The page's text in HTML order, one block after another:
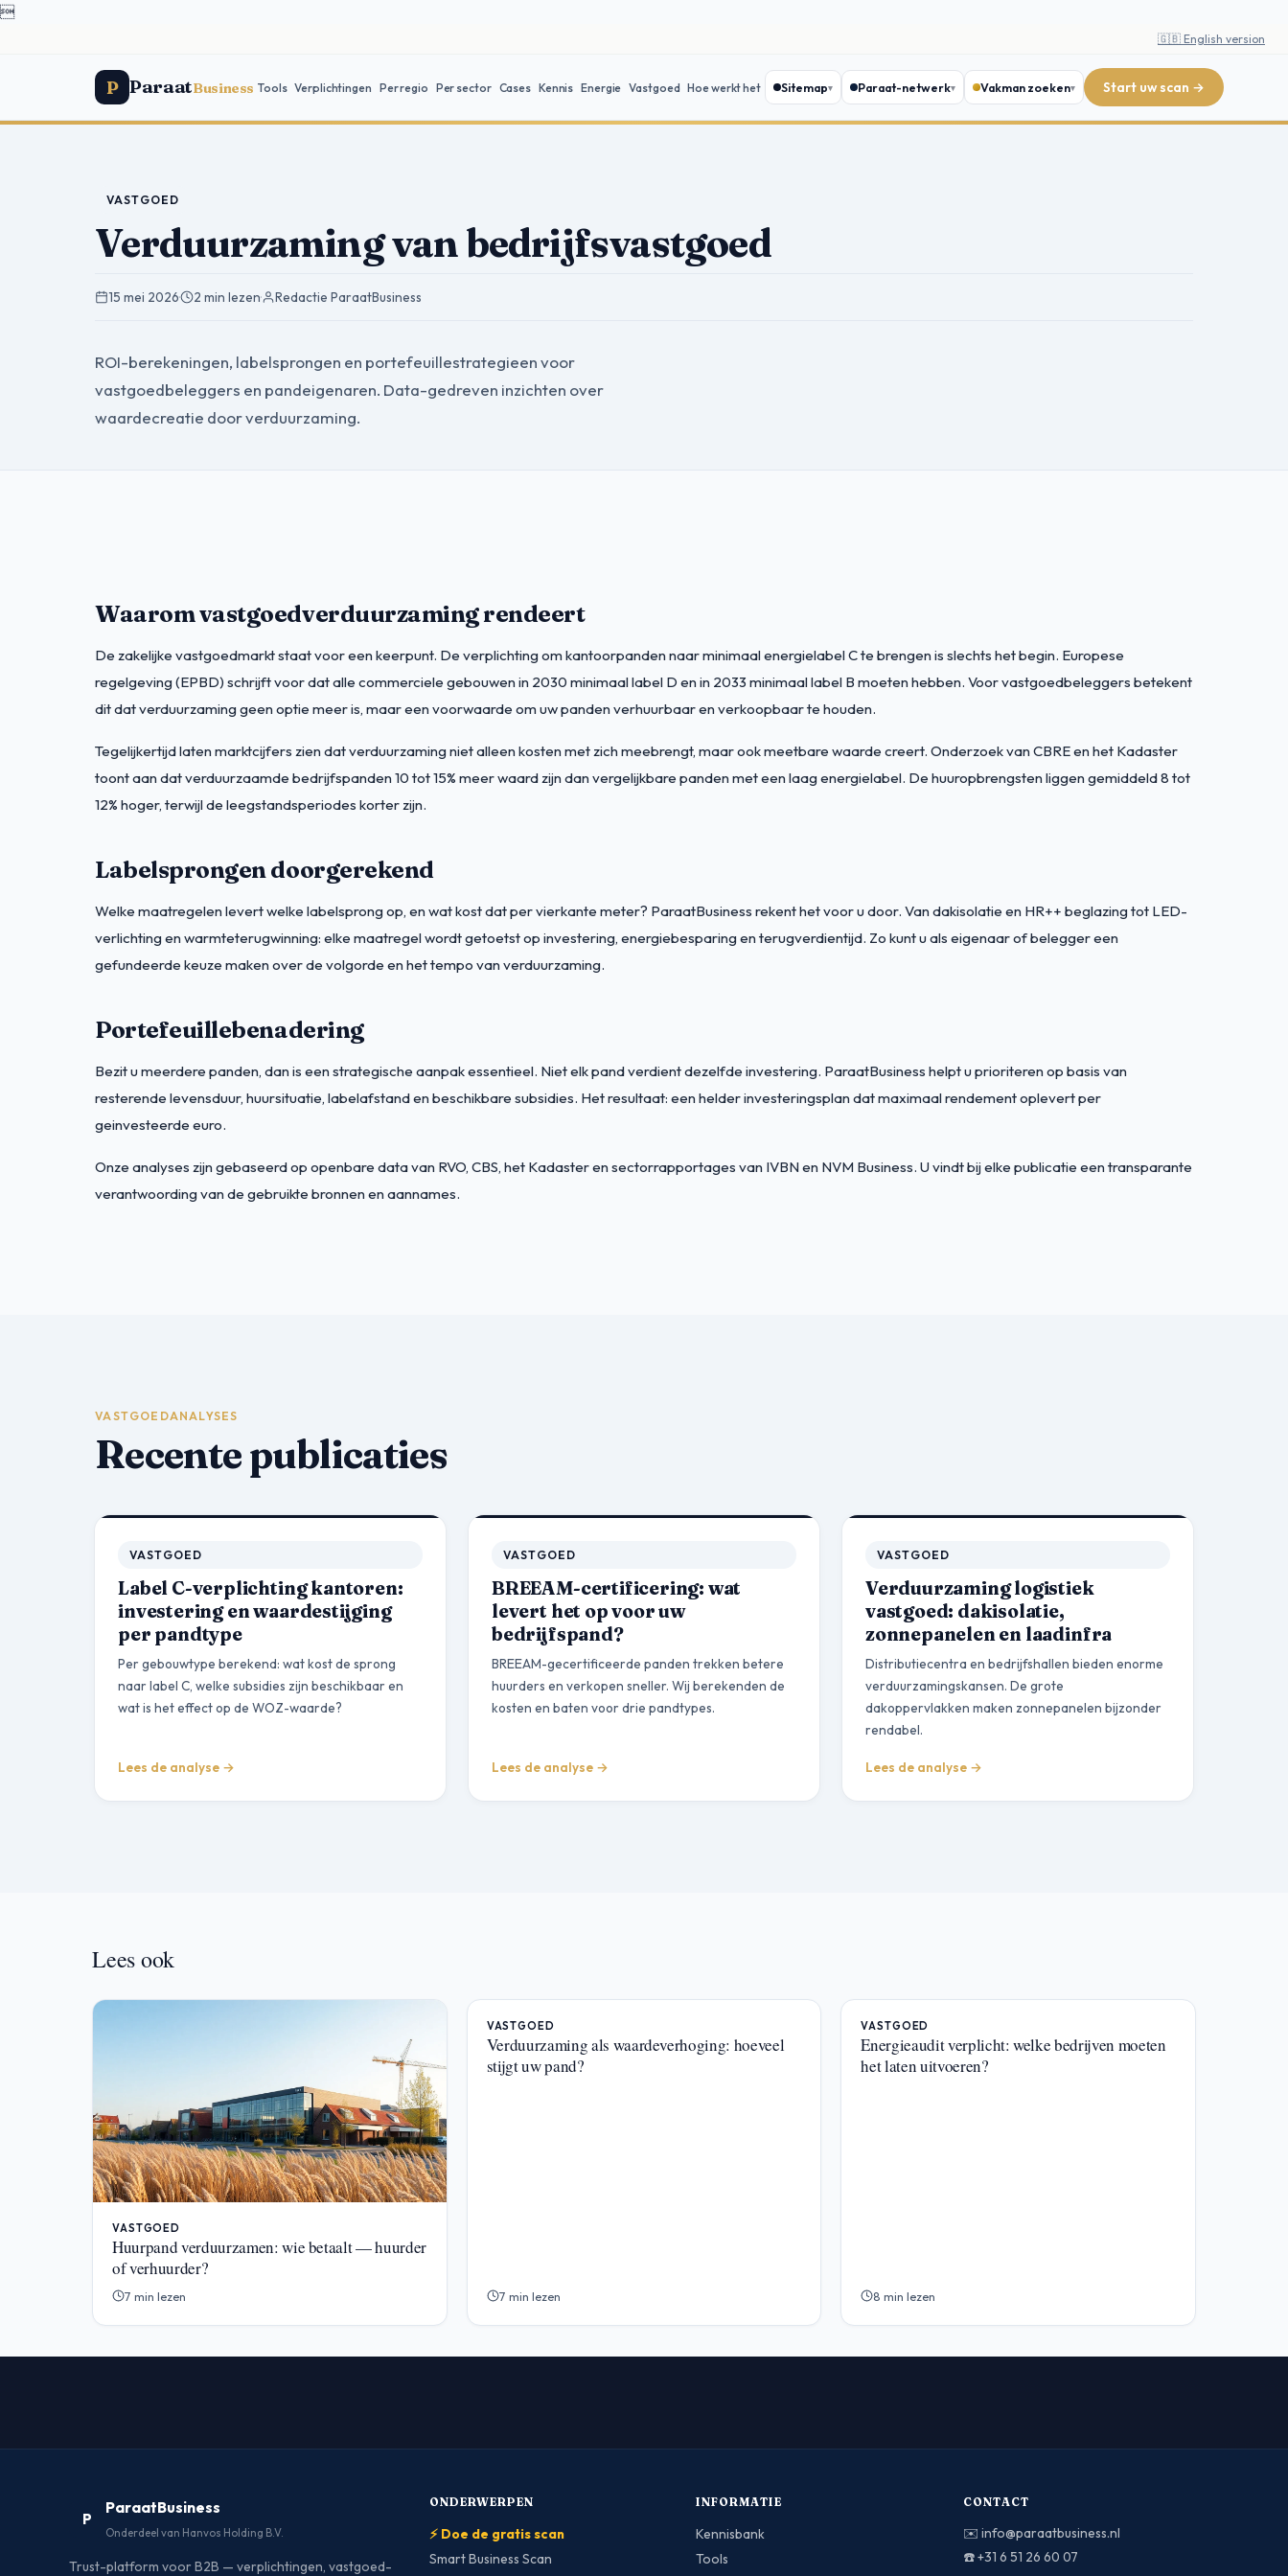

🇬🇧 English version
P ParaatBusiness Tools Verplichtingen Per regio Per sector Cases Kennis Energie Vastgoed Hoe werkt het Sitemap Paraat-netwerk Vakman zoeken Start uw scan →
VASTGOED
Verduurzaming van bedrijfsvastgoed
15 mei 2026· 2 min lezen· Redactie ParaatBusiness
ROI-berekeningen, labelsprongen en portefeuillestrategieen voor
vastgoedbeleggers en pandeigenaren. Data-gedreven inzichten over
waardecreatie door verduurzaming.
Waarom vastgoedverduurzaming rendeert
De zakelijke vastgoedmarkt staat voor een keerpunt. De verplichting om kantoorpanden naar minimaal energielabel C te brengen is slechts het begin. Europese
regelgeving (EPBD) schrijft voor dat alle commerciele gebouwen in 2030 minimaal label D en in 2033 minimaal label B moeten hebben. Voor vastgoedbeleggers betekent
dit dat verduurzaming geen optie meer is, maar een voorwaarde om uw panden verhuurbaar en verkoopbaar te houden.
Tegelijkertijd laten marktcijfers zien dat verduurzaming niet alleen kosten met zich meebrengt, maar ook meetbare waarde creert. Onderzoek van CBRE en het Kadaster
toont aan dat verduurzaamde bedrijfspanden 10 tot 15% meer waard zijn dan vergelijkbare panden met een laag energielabel. De huuropbrengsten liggen gemiddeld 8 tot
12% hoger, terwijl de leegstandsperiodes korter zijn.
Labelsprongen doorgerekend
Welke maatregelen levert welke labelsprong op, en wat kost dat per vierkante meter? ParaatBusiness rekent het voor u door. Van dakisolatie en HR++ beglazing tot LED-
verlichting en warmteterugwinning: elke maatregel wordt getoetst op investering, energiebesparing en terugverdientijd. Zo kunt u als eigenaar of belegger een
gefundeerde keuze maken over de volgorde en het tempo van verduurzaming.
Portefeuillebenadering
Bezit u meerdere panden, dan is een strategische aanpak essentieel. Niet elk pand verdient dezelfde investering. ParaatBusiness helpt u prioriteren op basis van
resterende levensduur, huursituatie, labelafstand en beschikbare subsidies. Het resultaat: een helder investeringsplan dat maximaal rendement oplevert per
geinvesteerde euro.
Onze analyses zijn gebaseerd op openbare data van RVO, CBS, het Kadaster en sectorrapportages van IVBN en NVM Business. U vindt bij elke publicatie een transparante
verantwoording van de gebruikte bronnen en aannames.
VASTGOEDANALYSES
Recente publicaties
VASTGOED
Label C-verplichting kantoren:
investering en waardestijging
per pandtype
Per gebouwtype berekend: wat kost de sprong
naar label C, welke subsidies zijn beschikbaar en
wat is het effect op de WOZ-waarde?
Lees de analyse →
VASTGOED
BREEAM-certificering: wat
levert het op voor uw
bedrijfspand?
BREEAM-gecertificeerde panden trekken betere
huurders en verkopen sneller. Wij berekenden de
kosten en baten voor drie pandtypes.
Lees de analyse →
VASTGOED
Verduurzaming logistiek
vastgoed: dakisolatie,
zonnepanelen en laadinfra
Distributiecentra en bedrijfshallen bieden enorme
verduurzamingskansen. De grote
dakoppervlakken maken zonnepanelen bijzonder
rendabel.
Lees de analyse →
Lees ook
VASTGOED
Huurpand verduurzamen: wie betaalt — huurder
of verhuurder?
7 min lezen
VASTGOED
Verduurzaming als waardeverhoging: hoeveel
stijgt uw pand?
7 min lezen
VASTGOED
Energieaudit verplicht: welke bedrijven moeten
het laten uitvoeren?
8 min lezen
P
ParaatBusiness
Onderdeel van Hanvos Holding B.V.
Trust-platform voor B2B — verplichtingen, vastgoed-
ONDERWERPEN
⚡ Doe de gratis scan
Smart Business Scan
INFORMATIE
Kennisbank
Tools
CONTACT
✉️info@paraatbusiness.nl
☎️+31 6 51 26 60 07